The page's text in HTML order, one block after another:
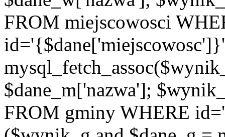
FROM miejscowosci
$dane_m['nazwa'];
FROM gminy WHERE